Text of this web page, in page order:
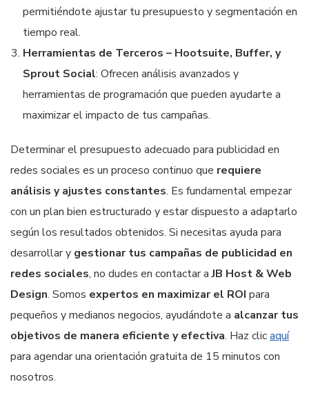
permitiéndote ajustar tu presupuesto y segmentación en
tiempo real.
Herramientas de Terceros – Hootsuite, Buffer, y
Sprout Social: Ofrecen análisis avanzados y
herramientas de programación que pueden ayudarte a
maximizar el impacto de tus campañas.
Determinar el presupuesto adecuado para publicidad en
redes sociales es un proceso continuo que requiere
análisis y ajustes constantes. Es fundamental empezar
con un plan bien estructurado y estar dispuesto a adaptarlo
según los resultados obtenidos. Si necesitas ayuda para
desarrollar y gestionar tus campañas de publicidad en
redes sociales, no dudes en contactar aJB Host & Web
Design. Somos expertos en maximizar el ROI para
pequeños y medianos negocios, ayudándote a alcanzar tus
objetivos de manera eficiente y efectiva. Haz clicaquí
para agendar una orientación gratuita de 15 minutos con
nosotros.